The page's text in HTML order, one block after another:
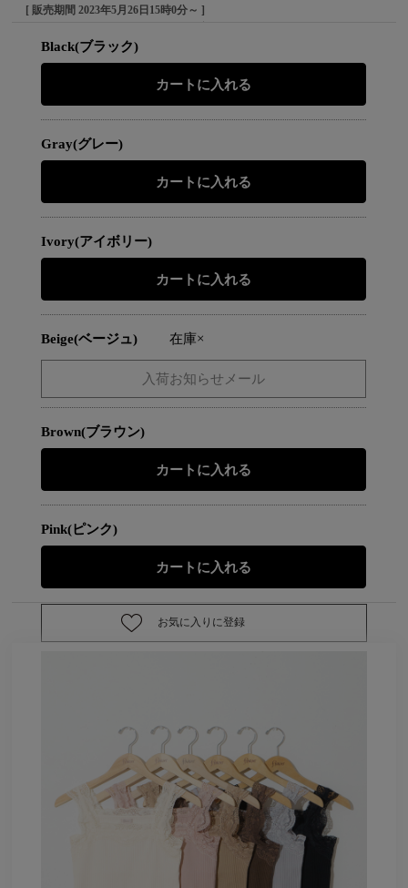
[ 販売期間 2023年5月26日15時0分～ ]
Black(ブラック)
Gray(グレー)
Ivory(アイボリー)
Beige(ベージュ) 在庫×
Brown(ブラウン)
Pink(ピンク)
お気に入りに登録